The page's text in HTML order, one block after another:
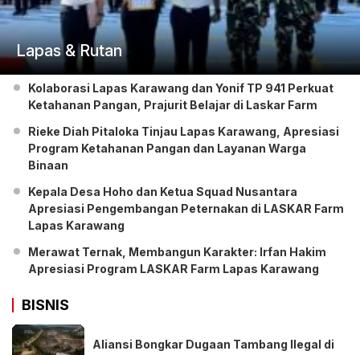
Lapas & Rutan
Kolaborasi Lapas Karawang dan Yonif TP 941 Perkuat
Ketahanan Pangan, Prajurit Belajar di Laskar Farm
Rieke Diah Pitaloka Tinjau Lapas Karawang, Apresiasi
Program Ketahanan Pangan dan Layanan Warga
Binaan
Kepala Desa Hoho dan Ketua Squad Nusantara
Apresiasi Pengembangan Peternakan di LASKAR Farm
Lapas Karawang
Merawat Ternak, Membangun Karakter: Irfan Hakim
Apresiasi Program LASKAR Farm Lapas Karawang
BISNIS
Aliansi Bongkar Dugaan Tambang Ilegal di